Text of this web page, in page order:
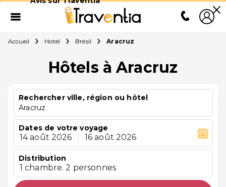
Accueil Hotel Brésil Aracruz
Hôtels à Aracruz
Rechercher ville, région ou hôtel
Aracruz
Dates de votre voyage
14 août 2026 16 août 2026
Distribution
1 chambre. 2 personnes